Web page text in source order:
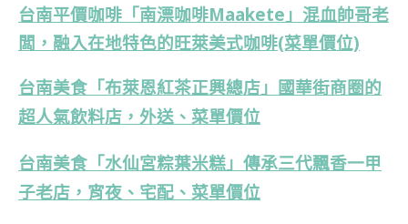
台南平價咖啡「南漂咖啡Maakete」混血帥哥老
闆，融入在地特色的旺萊美式咖啡(菜單價位)
台南美食「布萊恩紅茶正興總店」國華街商圈的
超人氣飲料店，外送、菜單價位
台南美食「水仙宮粽葉米糕」傳承三代飄香一甲
子老店，宵夜、宅配、菜單價位